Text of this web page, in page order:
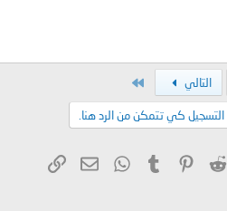
التالي
كي تتمكن من الرد هنا.
Reddit
Pinterest
Tumblr
WhatsApp
البريد